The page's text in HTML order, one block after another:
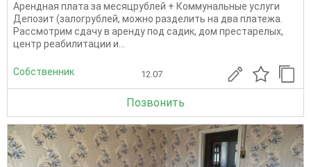
Арендная плата за месяцрублей + Коммунальные услуги
Депозит (залогрублей, можно разделить на два платежа.
Рассмотрим сдачу в аренду под садик, дом престарелых,
центр реабилитации и...
Собственник 12.07
Позвонить